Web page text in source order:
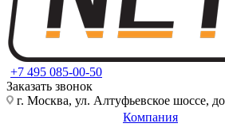
+7 495 085-00-50
Заказать звонок
г. Москва, ул. Алтуфьевское шоссе,
Компания